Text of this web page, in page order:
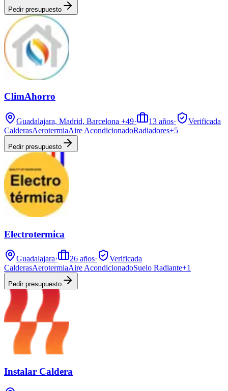
Pedir presupuesto
ClimAhorro
Guadalajara, Madrid, Barcelona +49· 13 años·
Verificada
CalderasAerotermiaAire AcondicionadoRadiadores+5
Pedir presupuesto
Electrotermica
Guadalajara· 26 años·
Verificada
CalderasAerotermiaAire AcondicionadoSuelo Radiante+1
Pedir presupuesto
Instalar Caldera